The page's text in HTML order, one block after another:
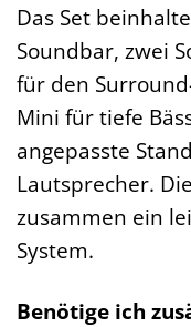
Das Set
Soundbar, zwei
für den
Mini für tiefe
angepasste
Lautsprecher.
zusammen ein
System.
Benötige ich